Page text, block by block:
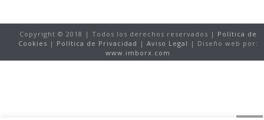
Copyright © 2018 | Todos los derechos reservados | Política de
Cookies | Política de Privacidad | Aviso Legal | Diseño web por:
www.imborx.com